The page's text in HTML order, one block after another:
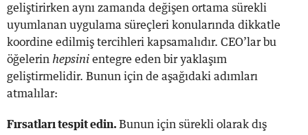
geliştirirken aynı zamanda değişen ortama sürekli
uyumlanan uygulama süreçleri konularında dikkatle
koordine edilmiş tercihleri kapsamalıdır. CEO’lar bu
öğelerin hepsini entegre eden bir yaklaşım
geliştirmelidir. Bunun için de aşağıdaki adımları
atmalılar:
Fırsatları tespit edin. Bunun için sürekli olarak dış